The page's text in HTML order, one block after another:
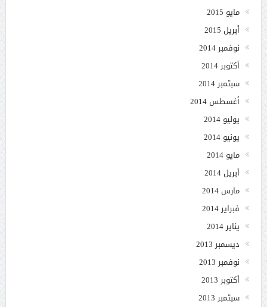
مايو 2015
أبريل 2015
نوفمبر 2014
أكتوبر 2014
سبتمبر 2014
أغسطس 2014
يوليو 2014
يونيو 2014
مايو 2014
أبريل 2014
مارس 2014
فبراير 2014
يناير 2014
ديسمبر 2013
نوفمبر 2013
أكتوبر 2013
سبتمبر 2013